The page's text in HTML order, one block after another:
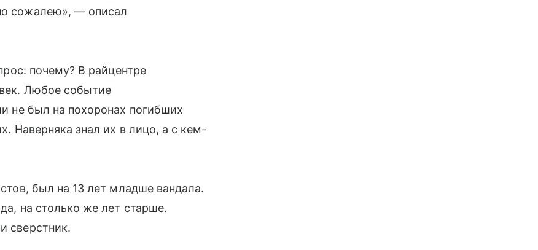
сожалею», — описал
почему? В райцентре
Любое событие
не был на похоронах погибших
Наверняка знал их в лицо, а с кем-
был на 13 лет младше вандала.
на столько же лет старше.
сверстник.